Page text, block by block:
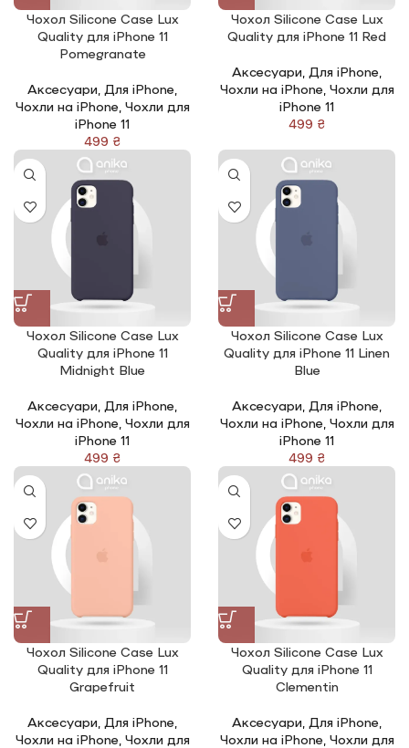
Чохол Silicone Сase Lux
Quality для iPhone 11
Pomegranate
Аксесуари Для iPhone
Чохли на iPhone, Чохли для
iPhone 11
₴
Чохол Silicone Сase Lux
Quality для iPhone 11 Red
Аксесуари Для iPhone
Чохли на iPhone, Чохли для
iPhone 11
₴
Чохол Silicone Сase Lux
Quality для iPhone 11
Midnight Blue
Аксесуари Для iPhone
Чохли на iPhone, Чохли для
iPhone 11
₴
Чохол Silicone Сase Lux
Quality для iPhone 11 Linen
Blue
Аксесуари Для iPhone
Чохли на iPhone, Чохли для
iPhone 11
₴
Чохол Silicone Сase Lux
Quality для iPhone 11
Grapefruit
Аксесуари Для iPhone
Чохли на iPhone, Чохли для
Чохол Silicone Сase Lux
Quality для iPhone 11
Clementin
Аксесуари Для iPhone
Чохли на iPhone, Чохли для